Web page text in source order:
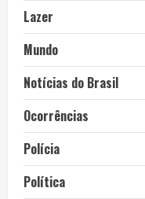
Lazer
Mundo
Notícias do Brasil
Ocorrências
Polícia
Política